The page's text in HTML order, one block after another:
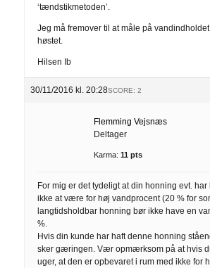
‘tændstikmetoden’.
Jeg må fremover til at måle på
høstet.
Hilsen Ib
30/11/2016 kl. 20:28SCORE: 2
Flemming Vejsnæs
Deltager
Karma: 11 pts
For mig er det tydeligt at din honning evt.
ikke at være for høj vandprocent (20 % for
langtidsholdbar honning bør ikke have en
%.
Hvis din kunde har haft denne honning
sker gæringen. Vær opmærksom på at hvis
uger, at den er opbevaret i rum med ikke for